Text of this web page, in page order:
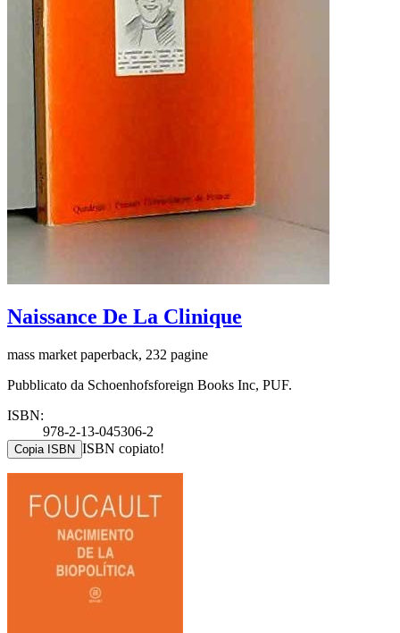
Naissance De La Clinique
mass market paperback, 232 pagine
Pubblicato da Schoenhofsforeign Books Inc, PUF.
ISBN:
978-2-13-045306-2
Copia ISBN ISBN copiato!